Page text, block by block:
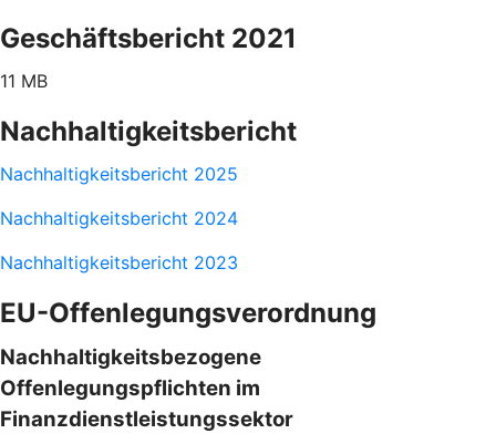
Geschäftsbericht 2021
11 MB
Nachhaltigkeitsbericht
Nachhaltigkeitsbericht 2025
Nachhaltigkeitsbericht 2024
Nachhaltigkeitsbericht 2023
EU-Offenlegungsverordnung
Nachhaltigkeitsbezogene
Offenlegungspflichten im
Finanzdienstleistungssektor